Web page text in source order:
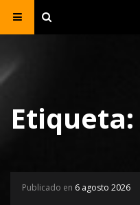
Etiqueta:
Publicado en 6 agosto 2026